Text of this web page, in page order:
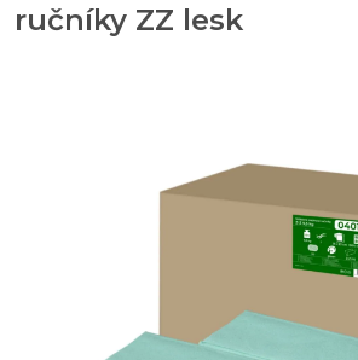
ručníky ZZ lesk